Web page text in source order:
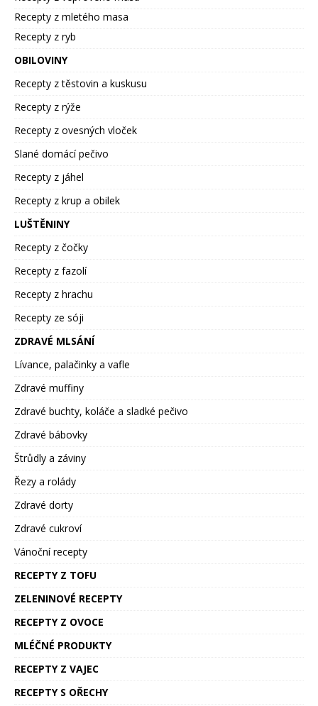
Recepty z mletého masa
Recepty z ryb
OBILOVINY
Recepty z těstovin a kuskusu
Recepty z rýže
Recepty z ovesných vloček
Slané domácí pečivo
Recepty z jáhel
Recepty z krup a obilek
LUŠTĚNINY
Recepty z čočky
Recepty z fazolí
Recepty z hrachu
Recepty ze sóji
ZDRAVÉ MLSÁNÍ
Lívance, palačinky a vafle
Zdravé muffiny
Zdravé buchty, koláče a sladké pečivo
Zdravé bábovky
Štrůdly a záviny
Řezy a rolády
Zdravé dorty
Zdravé cukroví
Vánoční recepty
RECEPTY Z TOFU
ZELENINOVÉ RECEPTY
RECEPTY Z OVOCE
MLÉČNÉ PRODUKTY
RECEPTY Z VAJEC
RECEPTY S OŘECHY